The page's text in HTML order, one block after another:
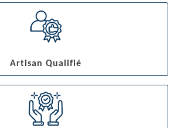
Artisan Qualifié